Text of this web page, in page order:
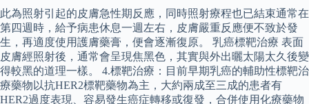
此為照射引起的皮膚急性期反應，同時照射療程也已結束通常在
第四週時，給予病患休息一週左右，皮膚嚴重反應便不致於發
生，再適度使用護膚藥膏，便會逐漸復原。 乳癌標靶治療 表面
皮膚經照射後，通常會呈現焦黑色，其實與外出曬太陽太久後變
得較黑的道理一樣。 4.標靶治療：目前早期乳癌的輔助性標靶治
療藥物以抗HER2標靶藥物為主，大約兩成至三成的患者有
HER2過度表現、容易發生癌症轉移或復發，合併使用化療藥物